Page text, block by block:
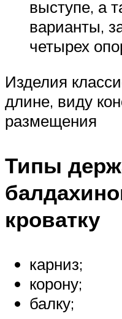
выступе, а
варианты,
четырех
Изделия
длине, виду
размещения
Типы
кроватку
карниз;
корону;
балку;